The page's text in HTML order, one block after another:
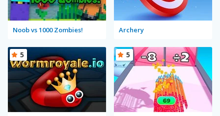
Noob vs 1000 Zombies! Archery
5 5